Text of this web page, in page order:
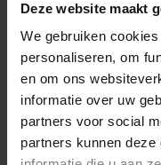
Deze website maakt
We gebruiken
personaliseren, om
en om ons
informatie over uw
partners voor social
partners kunnen
ModulAir |
IDC